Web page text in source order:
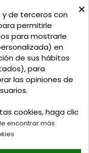
×
y de terceros con
permitirle
para mostrarle
en
de sus hábitos
para
las opiniones de
cookies, haga clic
encontrar más